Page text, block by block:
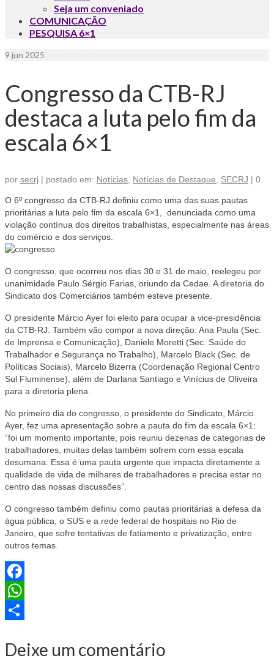
Seja um conveniado
COMUNICAÇÃO
PESQUISA 6×1
9 jun 2025
Congresso da CTB-RJ
destaca a luta pelo fim da
escala 6×1
por secrj | postado em: Notícias Notícias de Destaque SECRJ | 0
O 6º congresso da CTB-RJ definiu como uma das suas pautas
prioritárias a luta pelo fim da escala 6×1, denunciada como uma
violação contínua dos direitos trabalhistas, especialmente nas áreas
do comércio e dos serviços.
O congresso, que ocorreu nos dias 30 e 31 de maio, reelegeu por
unanimidade Paulo Sérgio Farias, oriundo da Cedae. A diretoria do
Sindicato dos Comerciários também esteve presente.
O presidente Márcio Ayer foi eleito para ocupar a vice-presidência
da CTB-RJ. Também vão compor a nova direção: Ana Paula (Sec.
de Imprensa e Comunicação), Daniele Moretti (Sec. Saúde do
Trabalhador e Segurança no Trabalho), Marcelo Black (Sec. de
Políticas Sociais), Marcelo Bizerra (Coordenação Regional Centro
Sul Fluminense), além de Darlana Santiago e Vinícius de Oliveira
para a diretoria plena.
No primeiro dia do congresso, o presidente do Sindicato, Márcio
Ayer, fez uma apresentação sobre a pauta do fim da escala 6×1:
“foi um momento importante, pois reuniu dezenas de categorias de
trabalhadores, muitas delas também sofrem com essa escala
desumana. Essa é uma pauta urgente que impacta diretamente a
qualidade de vida de milhares de trabalhadores e precisa estar no
centro das nossas discussões”.
O congresso também definiu como pautas prioritárias a defesa da
água pública, o SUS e a rede federal de hospitais no Rio de
Janeiro, que sofre tentativas de fatiamento e privatização, entre
outros temas.
Facebook
WhatsApp
Deixe um comentário